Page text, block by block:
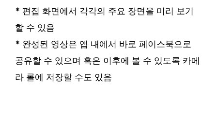
* 편집 화면에서 각각의 주요 장면을 미리 보기
할 수 있음
* 완성된 영상은 앱 내에서 바로 페이스북으로
공유할 수 있으며 혹은 이후에 볼 수 있도록 카메
라 롤에 저장할 수도 있음